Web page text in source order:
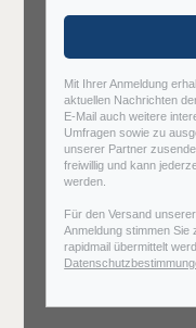
Mit Ihrer Anmeldung
aktuellen Nachrichten
E-Mail auch weitere
Umfragen sowie zu
unserer Partner
freiwillig und kann
werden.
Für den Versand
Anmeldung stimmen Sie
rapidmail übermittelt